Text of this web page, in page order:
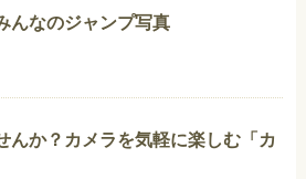
んなのジャンプ写真
んか？カメラを気軽に楽しむ「カ